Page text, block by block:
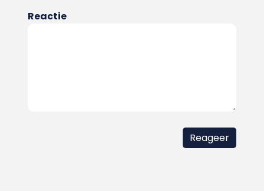
Reactie